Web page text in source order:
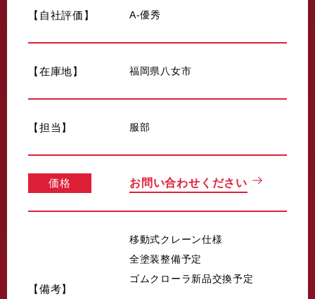
【自社評価】 A-優秀
【在庫地】 福岡県八女市
【担当】 服部
価格 お問い合わせください
【備考】
移動式クレーン仕様
全塗装整備予定
ゴムクローラ新品交換予定